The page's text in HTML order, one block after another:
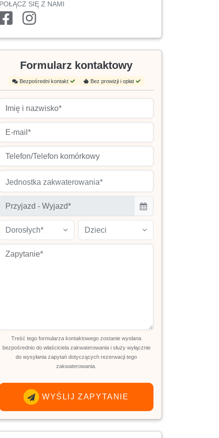
POŁĄCZ SIĘ Z NAMI
Formularz kontaktowy
Bezpośredni kontakt Bez prowizji i opłat
Jednostka zakwaterowania*
Dorosłych* Dzieci
Treść tego formularza kontaktowego zostanie wysłana
bezpośrednio do właściciela zakwaterowania i służy wyłącznie
do wysyłania zapytań dotyczących rezerwacji tego
zakwaterowania.
WYŚLIJ ZAPYTANIE